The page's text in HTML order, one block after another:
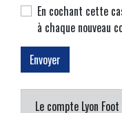
En cochant cette
à chaque nouveau
Le compte Lyon